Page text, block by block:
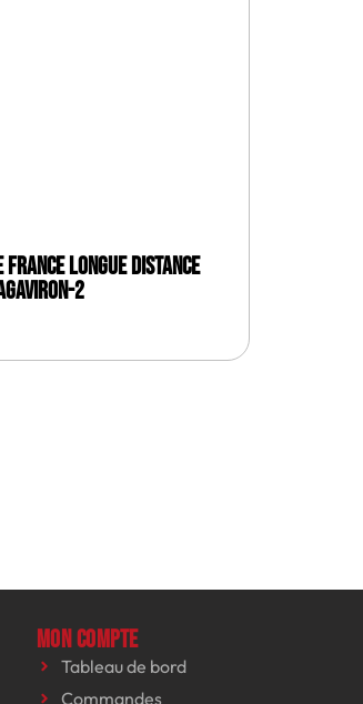
France longue distance
2
Mon compte
Tableau de bord
Commandes